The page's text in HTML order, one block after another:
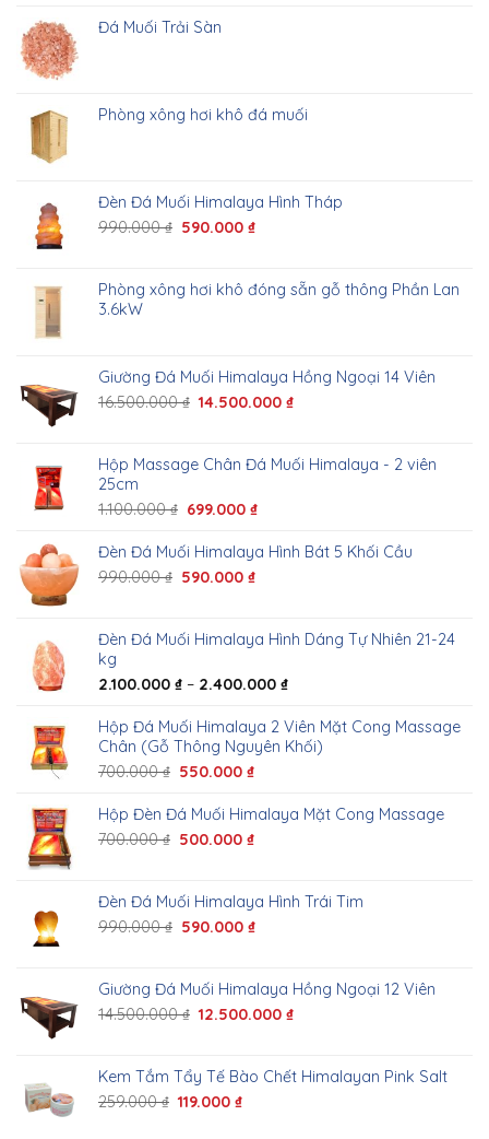
Đá Muối Trải Sàn
Phòng xông hơi khô đá muối
Đèn Đá Muối Himalaya Hình Tháp
990.000₫ 590.000₫
Phòng xông hơi khô đóng sẵn gỗ thông Phần Lan
3.6kW
Giường Đá Muối Himalaya Hồng Ngoại 14 Viên
16.500.000₫ 14.500.000₫
Hộp Massage Chân Đá Muối Himalaya - 2 viên
25cm
1.100.000₫ 699.000₫
Đèn Đá Muối Himalaya Hình Bát 5 Khối Cầu
990.000₫ 590.000₫
Đèn Đá Muối Himalaya Hình Dáng Tự Nhiên 21-24
kg
2.100.000 ₫ – 2.400.000 ₫
Hộp Đá Muối Himalaya 2 Viên Mặt Cong Massage
Chân (Gỗ Thông Nguyên Khối)
700.000₫ 550.000₫
Hộp Đèn Đá Muối Himalaya Mặt Cong Massage
700.000₫ 500.000₫
Đèn Đá Muối Himalaya Hình Trái Tim
990.000₫ 590.000₫
Giường Đá Muối Himalaya Hồng Ngoại 12 Viên
14.500.000₫ 12.500.000₫
Kem Tắm Tẩy Tế Bào Chết Himalayan Pink Salt
259.000₫ 119.000₫